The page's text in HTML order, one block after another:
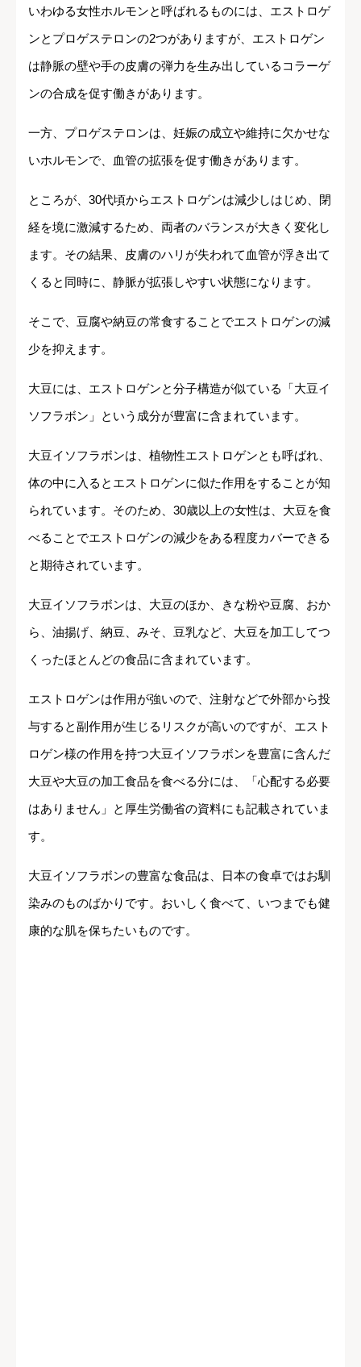
いわゆる女性ホルモンと呼ばれるものには、エストロゲ
ンとプロゲステロンの2つがありますが、エストロゲン
は静脈の壁や手の皮膚の弾力を生み出しているコラーゲ
ンの合成を促す働きがあります。
一方、プロゲステロンは、妊娠の成立や維持に欠かせな
いホルモンで、血管の拡張を促す働きがあります。
ところが、30代頃からエストロゲンは減少しはじめ、閉
経を境に激減するため、両者のバランスが大きく変化し
ます。その結果、皮膚のハリが失われて血管が浮き出て
くると同時に、静脈が拡張しやすい状態になります。
そこで、豆腐や納豆の常食することでエストロゲンの減
少を抑えます。
大豆には、エストロゲンと分子構造が似ている「大豆イ
ソフラボン」という成分が豊富に含まれています。
大豆イソフラボンは、植物性エストロゲンとも呼ばれ、
体の中に入るとエストロゲンに似た作用をすることが知
られています。そのため、30歳以上の女性は、大豆を食
べることでエストロゲンの減少をある程度カバーできる
と期待されています。
大豆イソフラボンは、大豆のほか、きな粉や豆腐、おか
ら、油揚げ、納豆、みそ、豆乳など、大豆を加工してつ
くったほとんどの食品に含まれています。
エストロゲンは作用が強いので、注射などで外部から投
与すると副作用が生じるリスクが高いのですが、エスト
ロゲン様の作用を持つ大豆イソフラボンを豊富に含んだ
大豆や大豆の加工食品を食べる分には、「心配する必要
はありません」と厚生労働省の資料にも記載されていま
す。
大豆イソフラボンの豊富な食品は、日本の食卓ではお馴
染みのものばかりです。おいしく食べて、いつまでも健
康的な肌を保ちたいものです。